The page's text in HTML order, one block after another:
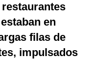
en
filas de
impulsados